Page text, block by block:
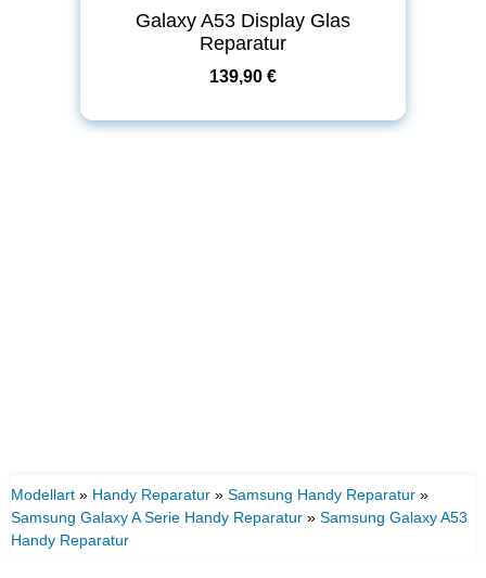
Galaxy A53 Display Glas
Reparatur
139,90 €
Modellart » Handy Reparatur » Samsung Handy Reparatur »
Samsung Galaxy A Serie Handy Reparatur » Samsung Galaxy A53
Handy Reparatur